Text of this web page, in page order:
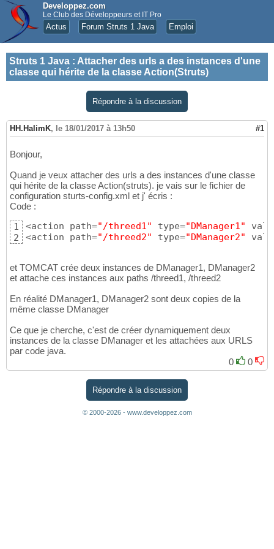
Developpez.com
Le Club des Développeurs et IT Pro
Actus Forum Struts 1 Java Emploi
Struts 1 Java : Attacher des urls a des instances d'une
classe qui hérite de la classe Action(Struts)
Répondre à la discussion
HH.HalimK, le 18/01/2017 à 13h50 #1
Bonjour,
Quand je veux attacher des urls a des instances d'une classe
qui hérite de la classe Action(struts). je vais sur le fichier de
configuration sturts-config.xml et j' écris :
Code :
1
2
<action path="/threed1" type="DManager1"
<action path="/threed2" type="DManager2"
et TOMCAT crée deux instances de DManager1, DManager2
et attache ces instances aux paths /threed1, /threed2
En réalité DManager1, DManager2 sont deux copies de la
même classe DManager
Ce que je cherche, c'est de créer dynamiquement deux
instances de la classe DManager et les attachées aux URLS
par code java.
0
0
Répondre à la discussion
© 2000-2026 - www.developpez.com